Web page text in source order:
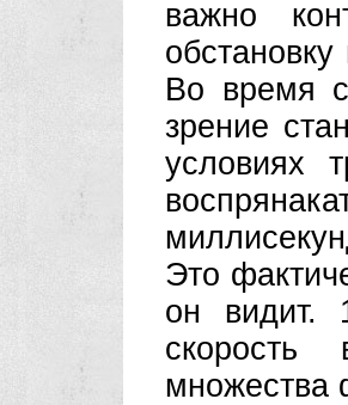
важно
Во время
зрение
условиях
Это
он видит.
множества